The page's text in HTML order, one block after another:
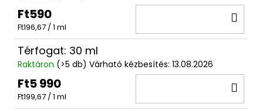
Ft590
Egységár:
Ft196,67 / 1 ml
Térfogat: 30 ml
Raktáron (>5 db) Várható kézbesítés: 13.08.2026
Ft5 990
Egységár:
Ft199,67 / 1 ml